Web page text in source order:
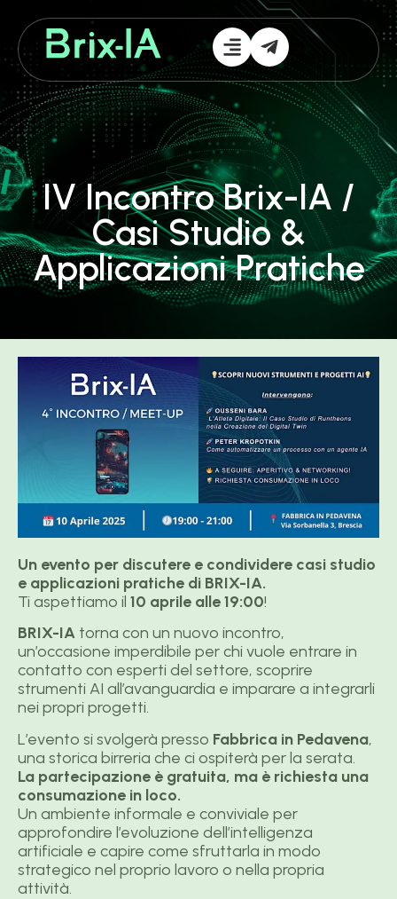
IV Incontro Brix-IA /
Casi Studio &
Applicazioni Pratiche
Un evento per discutere e condividere casi studio
e applicazioni pratiche di BRIX-IA.
Ti aspettiamo il 10 aprile alle 19:00!
BRIX-IA torna con un nuovo incontro,
un’occasione imperdibile per chi vuole entrare in
contatto con esperti del settore, scoprire
strumenti AI all’avanguardia e imparare a integrarli
nei propri progetti.
L’evento si svolgerà presso Fabbrica in Pedavena,
una storica birreria che ci ospiterà per la serata.
La partecipazione è gratuita, ma è richiesta una
consumazione in loco.
Un ambiente informale e conviviale per
approfondire l’evoluzione dell’intelligenza
artificiale e capire come sfruttarla in modo
strategico nel proprio lavoro o nella propria
attività.